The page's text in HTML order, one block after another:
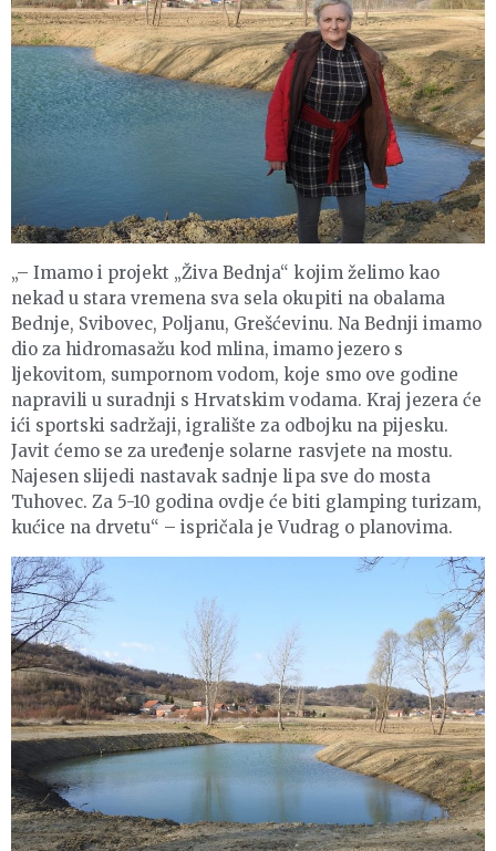
„– Imamo i projekt „Živa Bednja“ kojim želimo kao
nekad u stara vremena sva sela okupiti na obalama
Bednje, Svibovec, Poljanu, Grešćevinu. Na Bednji imamo
dio za hidromasažu kod mlina, imamo jezero s
ljekovitom, sumpornom vodom, koje smo ove godine
napravili u suradnji s Hrvatskim vodama. Kraj jezera će
ići sportski sadržaji, igralište za odbojku na pijesku.
Javit ćemo se za uređenje solarne rasvjete na mostu.
Najesen slijedi nastavak sadnje lipa sve do mosta
Tuhovec. Za 5-10 godina ovdje će biti glamping turizam,
kućice na drvetu“ – ispričala je Vudrag o planovima.